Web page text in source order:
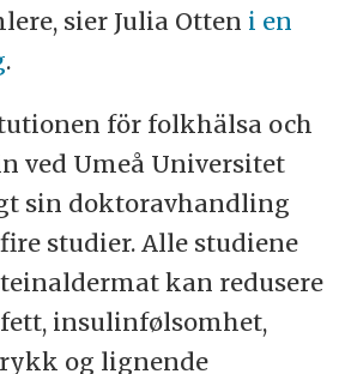
sier Julia Otten i en
.
för folkhälsa och
ved Umeå Universitet
sin doktoravhandling
studier. Alle studiene
kan redusere
insulinfølsomhet,
og lignende